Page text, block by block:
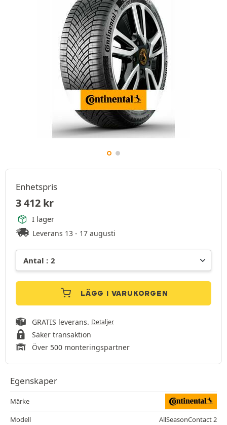
Enhetspris
3 412 kr
I lager
Leverans 13 - 17 augusti
LÄGG I VARUKORGEN
GRATIS leverans. Detaljer
Säker transaktion
Över 500 monteringspartner
Egenskaper
Märke
Modell
AllSeasonContact 2